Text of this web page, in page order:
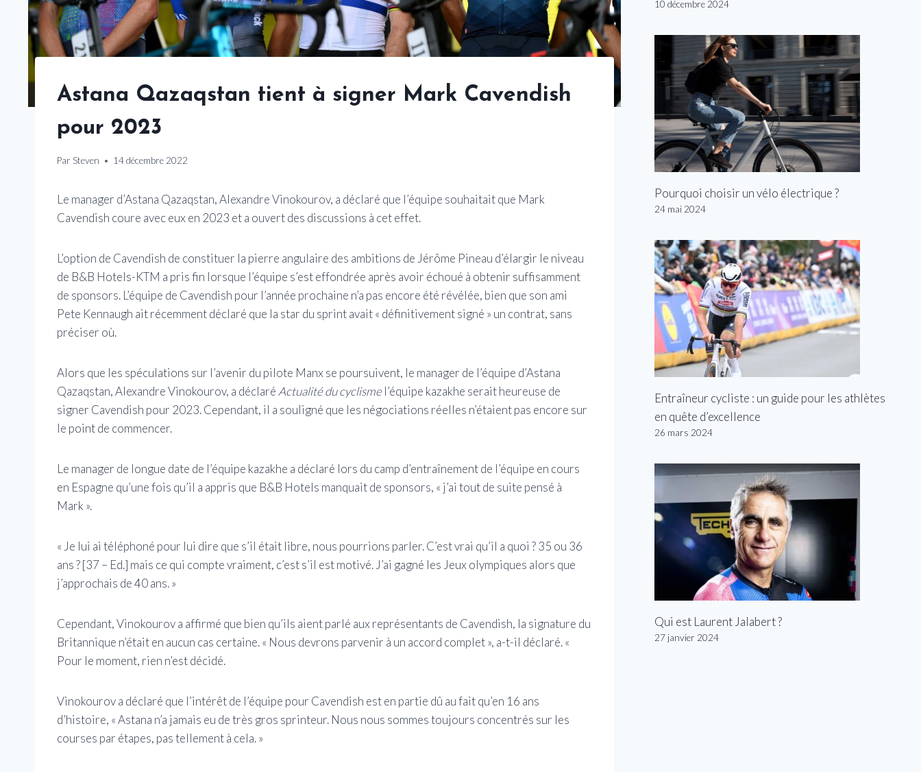
Astana Qazaqstan tient à signer Mark Cavendish
pour 2023
Par Steven 14 décembre 2022
Le manager d’Astana Qazaqstan, Alexandre Vinokourov, a déclaré que l’équipe souhaitait que Mark
Cavendish coure avec eux en 2023 et a ouvert des discussions à cet effet.
L’option de Cavendish de constituer la pierre angulaire des ambitions de Jérôme Pineau d’élargir le niveau
de B&B Hotels-KTM a pris fin lorsque l’équipe s’est effondrée après avoir échoué à obtenir suffisamment
de sponsors. L’équipe de Cavendish pour l’année prochaine n’a pas encore été révélée, bien que son ami
Pete Kennaugh ait récemment déclaré que la star du sprint avait « définitivement signé » un contrat, sans
préciser où.
Alors que les spéculations sur l’avenir du pilote Manx se poursuivent, le manager de l’équipe d’Astana
Qazaqstan, Alexandre Vinokourov, a déclaréActualité du cyclismel’équipe kazakhe serait heureuse de
signer Cavendish pour 2023. Cependant, il a souligné que les négociations réelles n’étaient pas encore sur
le point de commencer.
Le manager de longue date de l’équipe kazakhe a déclaré lors du camp d’entraînement de l’équipe en cours
en Espagne qu’une fois qu’il a appris que B&B Hotels manquait de sponsors, « j’ai tout de suite pensé à
Mark ».
« Je lui ai téléphoné pour lui dire que s’il était libre, nous pourrions parler. C’est vrai qu’il a quoi ? 35 ou 36
ans ? [37 – Ed.] mais ce qui compte vraiment, c’est s’il est motivé. J’ai gagné les Jeux olympiques alors que
j’approchais de 40 ans. »
Cependant, Vinokourov a affirmé que bien qu’ils aient parlé aux représentants de Cavendish, la signature du
Britannique n’était en aucun cas certaine. « Nous devrons parvenir à un accord complet », a-t-il déclaré. «
Pour le moment, rien n’est décidé.
Vinokourov a déclaré que l’intérêt de l’équipe pour Cavendish est en partie dû au fait qu’en 16 ans
d’histoire, « Astana n’a jamais eu de très gros sprinteur. Nous nous sommes toujours concentrés sur les
courses par étapes, pas tellement à cela. »
10 décembre 2024
Pourquoi choisir un vélo électrique ?
24 mai 2024
Entraîneur cycliste : un guide pour les athlètes
en quête d’excellence
26 mars 2024
Qui est Laurent Jalabert ?
27 janvier 2024